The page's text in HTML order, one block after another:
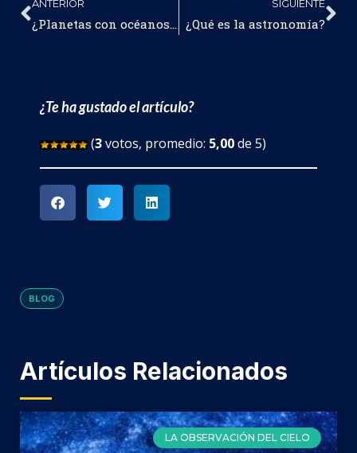
ANTERIOR
¿Planetas con océanos y continentes como los de la Tierra?
SIGUIENTE
¿Qué es la astronomía?
¿Te ha gustado el artículo?
(3votos, promedio: 5,00de 5)
BLOG
Artículos Relacionados
LA OBSERVACIÓN DEL CIELO